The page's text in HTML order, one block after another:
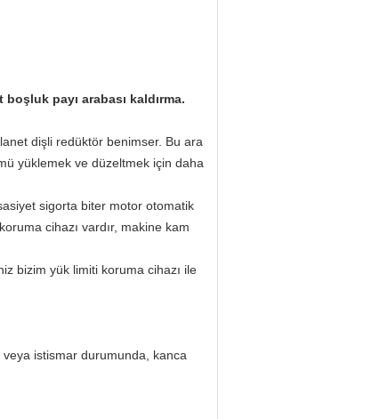
payı arabası kaldırma.
dişli redüktör benimser. Bu ara
yüklemek ve düzeltmek için daha
sigorta biter motor otomatik
cihazı vardır, makine kam
bizim yük limiti koruma cihazı ile
veya istismar durumunda, kanca